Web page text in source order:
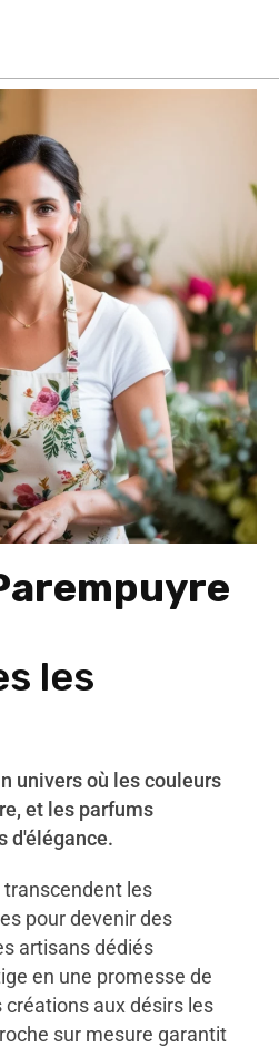
les
univers où les couleurs
et les parfums
d'élégance.
les
pour devenir des
artisans dédiés
en une promesse de
aux désirs les
sur mesure garantit